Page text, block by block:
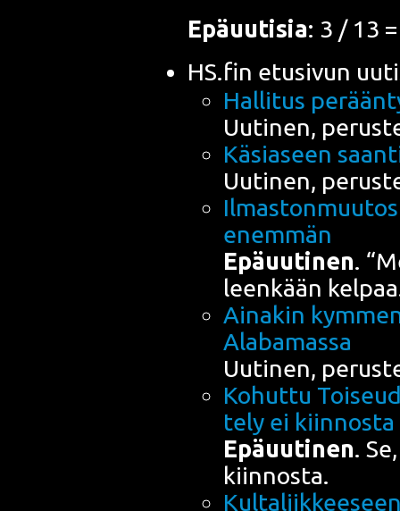
Epä­uu­ti­sia: 3 / 13
HS.fin etusi­vun
Hal­li­tus
Uuti­nen,
Käsia­seen
Uuti­nen,
enemmän
Epä­uu­ti­nen.
leen­kään
Aina­kin
Alabamassa
Uuti­nen,
Kohut­tu
te­ly ei
Epä­uu­ti­nen.
kiinnosta.